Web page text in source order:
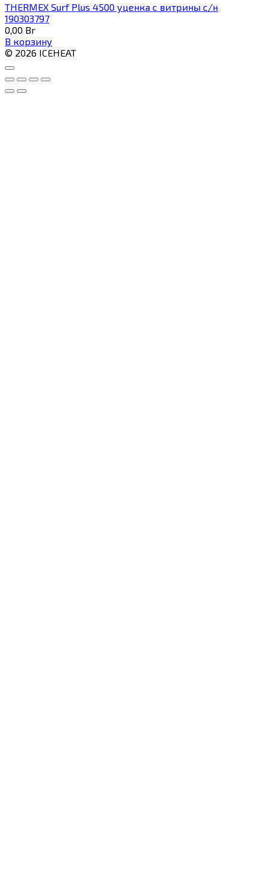
THERMEX Surf Plus 4500 уценка с витрины с/н
190303797
0,00 Br
В корзину
© 2026 ICEHEAT